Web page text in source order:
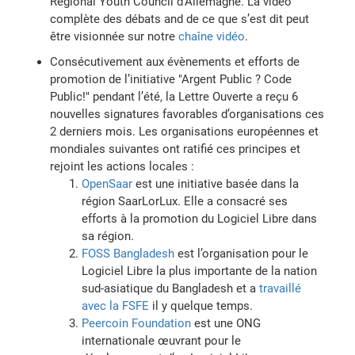
complète des débats and de ce que s’est dit peut
être visionnée sur notrechaîne vidéo.
Consécutivement aux évènements et efforts de
promotion de l’initiative "Argent Public ? Code
Public!" pendant l’été, la Lettre Ouverte a reçu 6
nouvelles signatures favorables d’organisations ces
2 derniers mois. Les organisations européennes et
mondiales suivantes ont ratifié ces principes et
rejoint les actions locales :
OpenSaar est une initiative basée dans la
région SaarLorLux. Elle a consacré ses
efforts à la promotion du Logiciel Libre dans
sa région.
FOSS Bangladesh est l’organisation pour le
Logiciel Libre la plus importante de la nation
sud-asiatique du Bangladesh et atravaillé
avec la FSFE il y quelque temps.
Peercoin Foundation est une ONG
internationale œuvrant pour le